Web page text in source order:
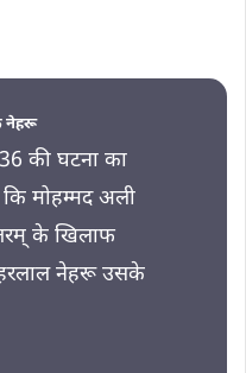
नेहरू
की घटना का
मोहम्मद अली
के खिलाफ
नेहरू उसके